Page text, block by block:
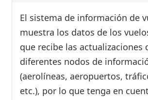
El sistema de información de
muestra los datos de los
que recibe las actualizaciones
diferentes nodos de
(aerolíneas, aeropuertos,
etc.), por lo que tenga en